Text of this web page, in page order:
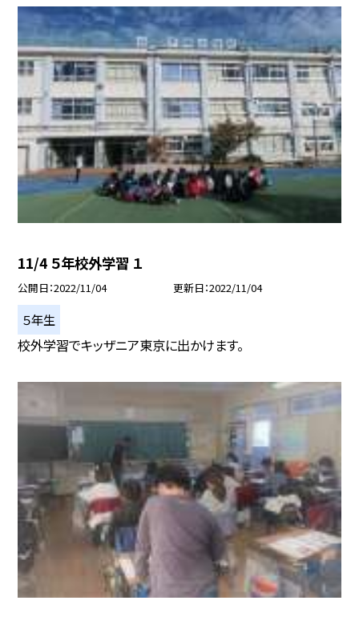
11/4 ５年校外学習 １
公開日 2022/11/04 更新日 2022/11/04
５年生
校外学習でキッザニア東京に出かけます。